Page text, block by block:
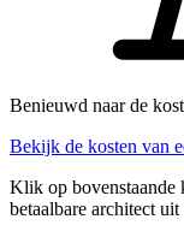
Benieuwd naar de
Bekijk de kosten van
Klik op bovenstaande
betaalbare architect